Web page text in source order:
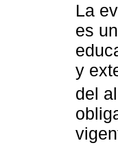
La
es
y
del